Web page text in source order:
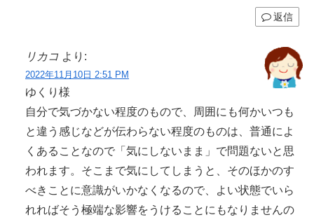
返信
リカコ より:
2022年11月10日 2:51 PM
ゆくり様
自分で気づかない程度のもので、周囲にも何かいつも
と違う感じなどが伝わらない程度のものは、普通によ
くあることなので「気にしないまま」で問題ないと思
われます。そこまで気にしてしまうと、そのほかのす
べきことに意識がいかなくなるので、よい状態でいら
れればそう極端な影響をうけることにもなりませんの